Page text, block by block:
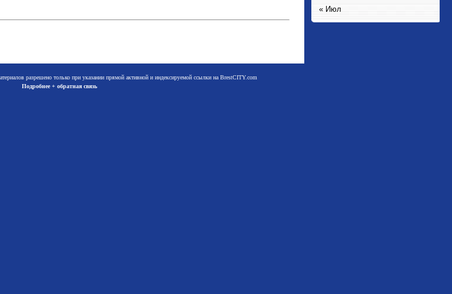
разрешено только при указании прямой активной и индексируемой ссылки на BrestCITY.com
Подробнее + обратная связь
« Июл